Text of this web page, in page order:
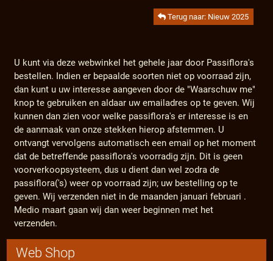
Terug naar: Nieuw 2025
U kunt via deze webwinkel het gehele jaar door Passiflora's
bestellen. Indien er bepaalde soorten niet op voorraad zijn,
dan kunt u uw interesse aangeven door de "Waarschuw me"
knop te gebruiken en aldaar uw emailadres op te geven. Wij
kunnen dan zien voor welke passiflora's er interesse is en
de aanmaak van onze stekken hierop afstemmen. U
ontvangt vervolgens automatisch een email op het moment
dat de betreffende passiflora's voorradig zijn. Dit is geen
voorverkoopsysteem, dus u dient dan wel zodra de
passiflora('s) weer op voorraad zijn; uw bestelling op te
geven. Wij verzenden niet in de maanden januari februari .
Medio maart gaan wij dan weer beginnen met het
verzenden.
Web Shop